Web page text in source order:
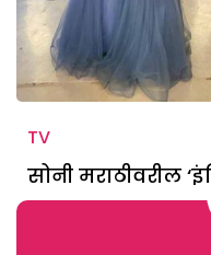
TV
सोनी मराठीवरील